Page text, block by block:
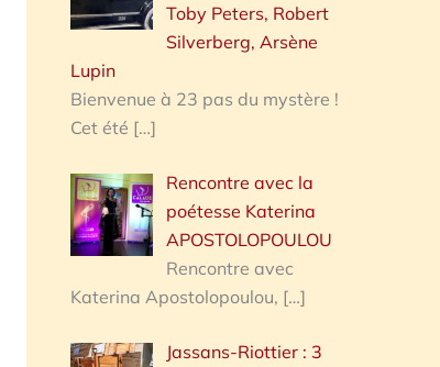
Toby Peters, Robert
Silverberg, Arsène
Lupin
Bienvenue à 23 pas du mystère !
Cet été […]
Rencontre avec la
poétesse Katerina
APOSTOLOPOULOU
Rencontre avec
Katerina Apostolopoulou, […]
Jassans-Riottier : 3